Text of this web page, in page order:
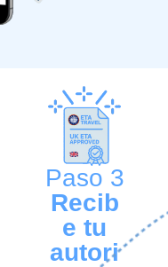
Paso 3
Recib
e tu
autori